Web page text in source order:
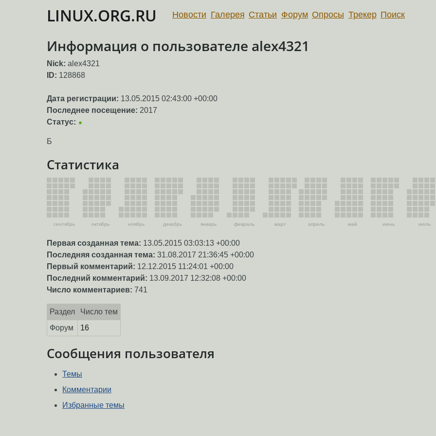
LINUX.ORG.RU Новости Галерея Статьи Форум Опросы Трекер Поиск
Информация о пользователе alex4321
Nick: alex4321
ID: 128868
Дата регистрации: 13.05.2015 02:43:00 +00:00
Последнее посещение: 2017
Статус: ★
Б
Статистика
сентябрь октябрь ноябрь декабрь январь февраль март апрель май июнь июль
Первая созданная тема: 13.05.2015 03:03:13 +00:00
Последняя созданная тема: 31.08.2017 21:36:45 +00:00
Первый комментарий: 12.12.2015 11:24:01 +00:00
Последний комментарий: 13.09.2017 12:32:08 +00:00
Число комментариев: 741
Раздел
Число тем
Форум
16
Сообщения пользователя
Темы
Комментарии
Избранные темы